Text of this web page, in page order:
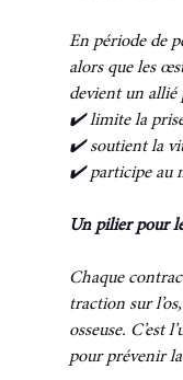
En période de
alors que les
devient un allié
✔️ limite la prise
✔️ soutient la
✔️ participe au
Un pilier pour
Chaque
traction sur
osseuse. C’est
pour prévenir la